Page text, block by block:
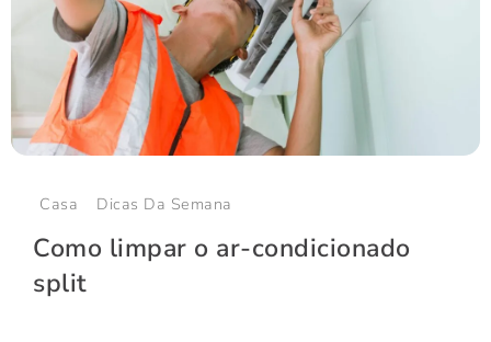
Casa Dicas Da Semana
Como limpar o ar-condicionado
split